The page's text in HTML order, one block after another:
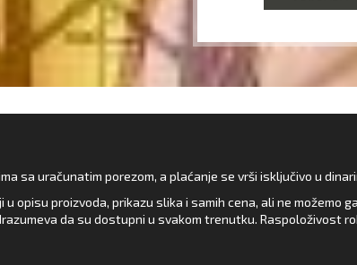
sa uračunatim porezom, a plaćanje se vrši isključivo u
opisu proizvoda, prikazu slika i samih cena, ali ne
da su dostupni u svakom trenutku. Raspoloživost